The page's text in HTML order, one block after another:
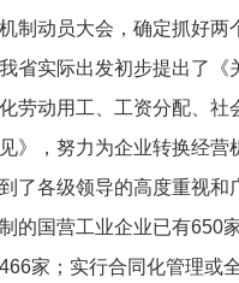
机制动员大会，确定抓好两
我省实际出发初步提出了《
化劳动用工、工资分配、社
见》，努力为企业转换经
到了各级领导的高度重视和
制的国营工业企业已有650
466家；实行合同化管理或